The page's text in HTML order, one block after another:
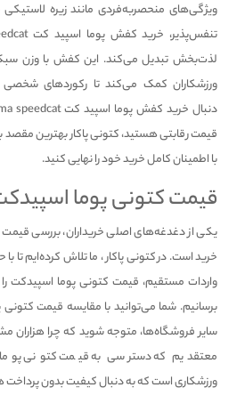
ویژگی‌های منحصربه‌فردی مانند زیره لاستیکی
لذت‌بخش تبدیل می‌کند. این کفش با وزن سبک
ورزشکاران کمک می‌کند تا رکوردهای شخصی
قیمت رقابتی هستید، کتونی پاکار بهترین
با اطمینان کامل خرید خود را نهایی کنید.
قیمت کتونی پوما
یکی از دغدغه‌های اصلی خریداران، بررسی
خرید است. در کتونی پاکار ، ما تلاش کرده‌ایم
واردات مستقیم، قیمت کتونی پوما اسپیدکت
برسانیم. شما می‌توانید با مقایسه قیمت
سایر فروشگاه‌ها، متوجه شوید که چرا هزاران
معتقدیم که دسترسی به قیمت کتونی
ورزشکاری است که به دنبال کیفیت بدون